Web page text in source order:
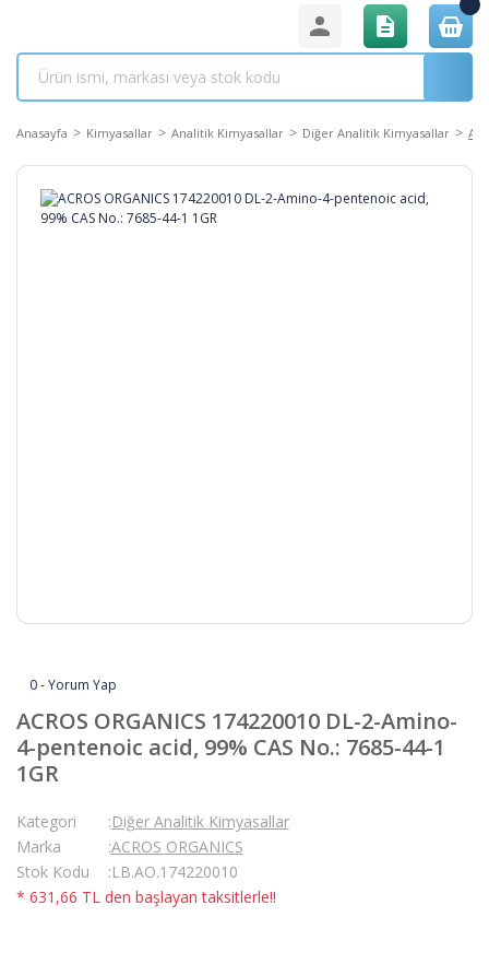
Anasayfa Kimyasallar Analitik Kimyasallar Diğer Analitik Kimyasallar
0 - Yorum Yap
ACROS ORGANICS 174220010 DL-2-Amino-
4-pentenoic acid, 99% CAS No.: 7685-44-1
1GR
Kategori
Diğer Analitik Kimyasallar
Marka
ACROS ORGANICS
Stok Kodu
LB.AO.174220010
* 631,66 TL den başlayan taksitlerle!!